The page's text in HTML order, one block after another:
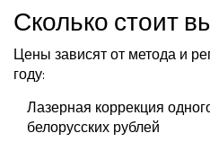
Сколько стоит
Цены зависят от метода и
году:
Лазерная коррекция
белорусских рублей